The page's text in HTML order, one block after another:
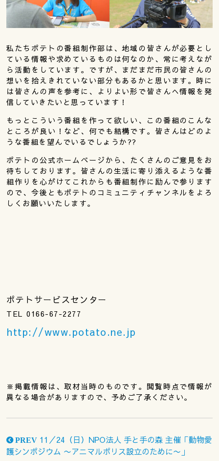
私たちポテトの番組制作部は、地域の皆さんが必要とし
ている情報や求めているものは何なのか、常に考えなが
ら活動をしています。ですが、まだまだ市民の皆さんの
想いを拾えきれていない部分もあるかと思います。時に
は皆さんの声を参考に、よりよい形で皆さんへ情報を発
信していきたいと思っています！
もっとこういう番組を作って欲しい、この番組のこんな
ところが良い！など、何でも結構です。皆さんはどのよ
うな番組を望んでいるでしょうか??
ポテトの公式ホームページから、たくさんのご意見をお
待ちしております。皆さんの生活に寄り添えるような番
組作りを心がけてこれからも番組制作に励んで参ります
ので、今後ともポテトのコミュニティチャンネルをよろ
しくお願いいたします。
ポテトサービスセンター
TEL 0166-67-2277
http://www.potato.ne.jp
※掲載情報は、取材当時のものです。閲覧時点で情報が
異なる場合がありますので、予めご了承ください。
PREV 11／24（日）NPO法人 手と手の森 主催「動物愛
護シンポジウム 〜アニマルポリス設立のために〜」